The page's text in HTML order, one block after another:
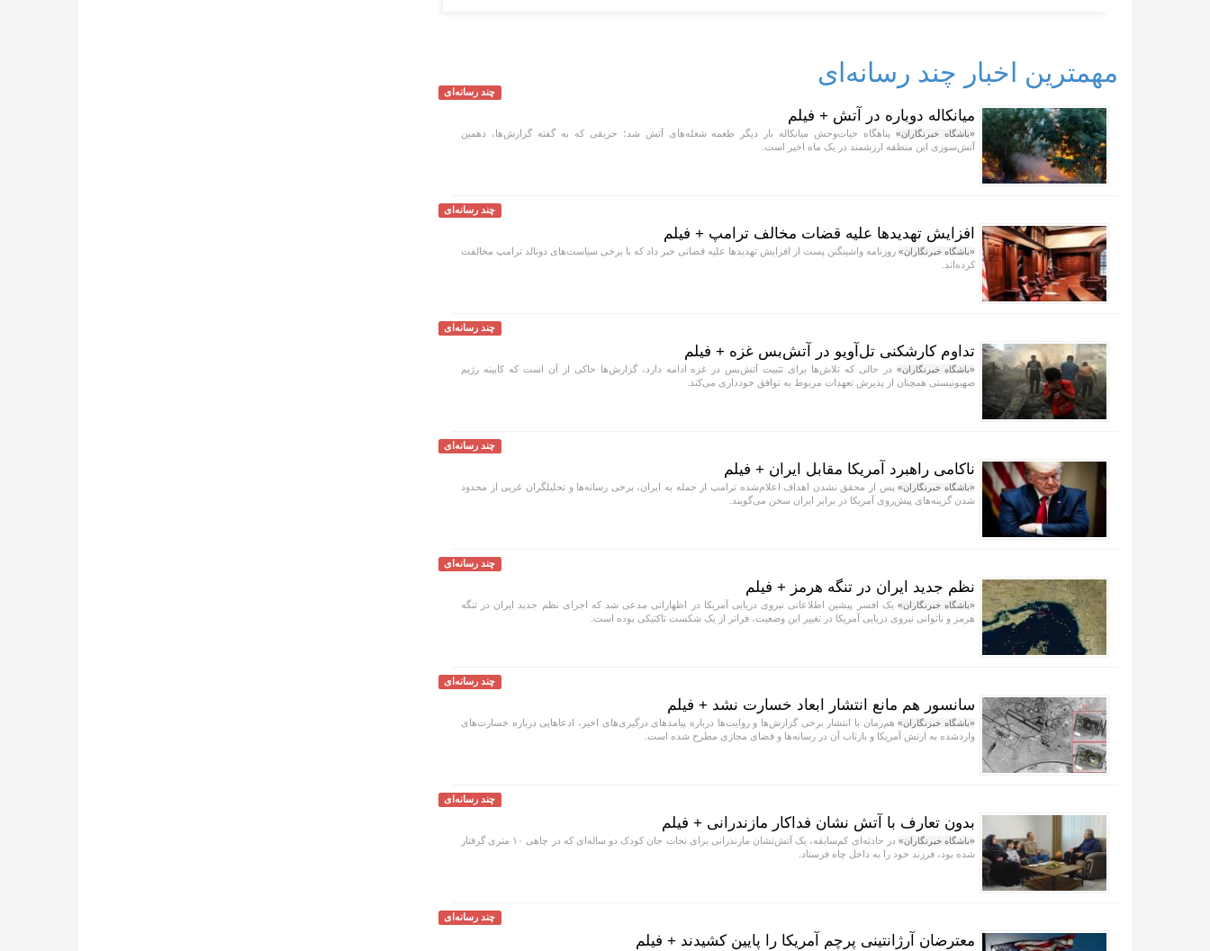
مهمترین اخبار چند رسانه‌ای
چند رسانه‌ای
میانکاله دوباره در آتش + فیلم
«باشگاه خبرنگاران»پناهگاه حیات‌وحش میانکاله بار دیگر طعمه شعله‌های آتش شد؛ حریقی که به گفته گزارش‌ها، دهمین
آتش‌سوزی این منطقه ارزشمند در یک ماه اخیر است.
چند رسانه‌ای
افزایش تهدید‌ها علیه قضات مخالف ترامپ + فیلم
«باشگاه خبرنگاران» روزنامه واشینگتن پست از افزایش تهدید‌ها علیه قضاتی خبر داد که با برخی سیاست‌های دونالد ترامپ مخالفت
کرده‌اند.
چند رسانه‌ای
تداوم کارشکنی تل‌آویو در آتش‌بس غزه + فیلم
«باشگاه خبرنگاران»در حالی که تلاش‌ها برای تثبیت آتش‌بس در غزه ادامه دارد، گزارش‌ها حاکی از آن است که کابینه رژیم
صهیونیستی همچنان از پذیرش تعهدات مربوط به توافق خودداری می‌کند.
چند رسانه‌ای
ناکامی راهبرد آمریکا مقابل ایران + فیلم
«باشگاه خبرنگاران»پس از محقق نشدن اهداف اعلام‌شده ترامپ از حمله به ایران، برخی رسانه‌ها و تحلیلگران غربی از محدود
شدن گزینه‌های پیش‌روی آمریکا در برابر ایران سخن می‌گویند.
چند رسانه‌ای
نظم جدید ایران در تنگه هرمز + فیلم
«باشگاه خبرنگاران» یک افسر پیشین اطلاعاتی نیروی دریایی آمریکا در اظهاراتی مدعی شد که اجرای نظم جدید ایران در تنگه
هرمز و ناتوانی نیروی دریایی آمریکا در تغییر این وضعیت، فراتر از یک شکست تاکتیکی بوده است.
چند رسانه‌ای
سانسور هم مانع انتشار ابعاد خسارت نشد + فیلم
«باشگاه خبرنگاران»هم‌زمان با انتشار برخی گزارش‌ها و روایت‌ها درباره پیامد‌های درگیری‌های اخیر، ادعا‌هایی درباره خسارت‌های
واردشده به ارتش آمریکا و بازتاب آن در رسانه‌ها و فضای مجازی مطرح شده است.
چند رسانه‌ای
بدون تعارف با آتش نشان فداکار مازندرانی + فیلم
«باشگاه خبرنگاران»
در حادثه‌ای کم‌سابقه، یک آتش‌نشان مازندرانی برای نجات جان کودک دو ساله‌ای که در چاهی ۱۰ متری گرفتار
شده بود، فرزند خود را به داخل چاه فرستاد.
چند رسانه‌ای
معترضان آرژانتینی پرچم آمریکا را پایین کشیدند + فیلم